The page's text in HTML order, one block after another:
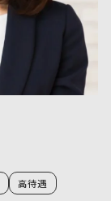
高待遇